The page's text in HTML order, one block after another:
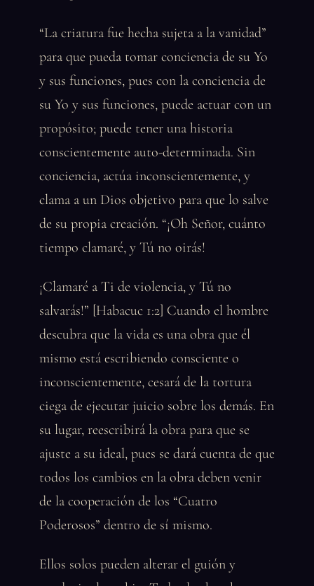
“La criatura fue hecha sujeta a la vanidad”
para que pueda tomar conciencia de su Yo
y sus funciones, pues con la conciencia de
su Yo y sus funciones, puede actuar con un
propósito; puede tener una historia
conscientemente auto-determinada. Sin
conciencia, actúa inconscientemente, y
clama a un Dios objetivo para que lo salve
de su propia creación. “¡Oh Señor, cuánto
tiempo clamaré, y Tú no oirás!
¡Clamaré a Ti de violencia, y Tú no
salvarás!” [Habacuc 1:2] Cuando el hombre
descubra que la vida es una obra que él
mismo está escribiendo consciente o
inconscientemente, cesará de la tortura
ciega de ejecutar juicio sobre los demás. En
su lugar, reescribirá la obra para que se
ajuste a su ideal, pues se dará cuenta de que
todos los cambios en la obra deben venir
de la cooperación de los “Cuatro
Poderosos” dentro de sí mismo.
Ellos solos pueden alterar el guión y